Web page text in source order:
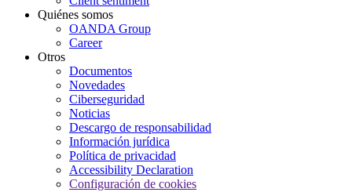
Quiénes somos
OANDA Group
Career
Otros
Documentos
Novedades
Ciberseguridad
Noticias
Descargo de responsabilidad
Información jurídica
Política de privacidad
Accessibility Declaration
Configuración de cookies